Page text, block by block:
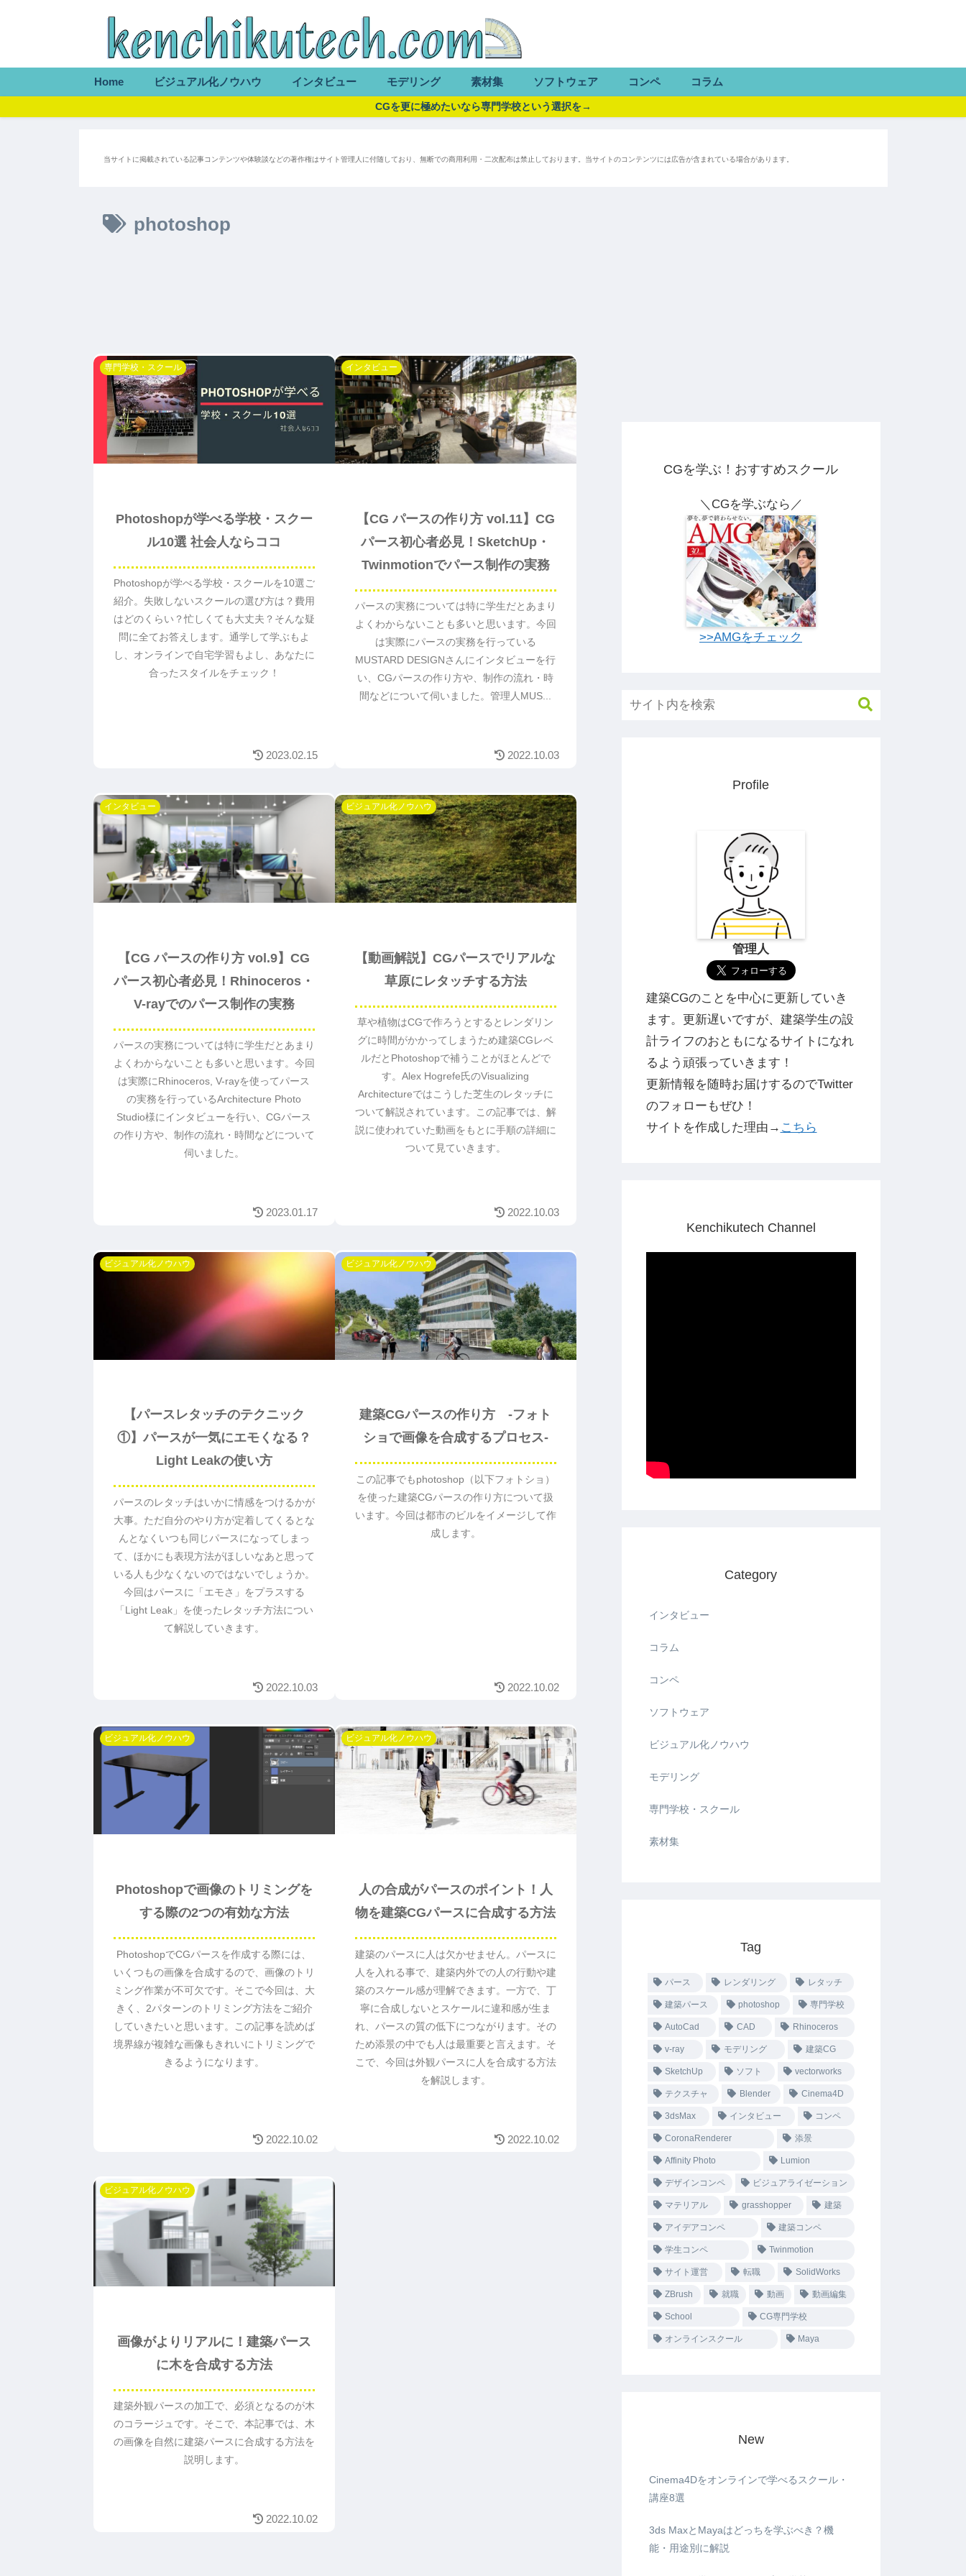
Home ビジュアル化ノウハウ インタビュー モデリング 素材集 ソフトウェア コンペ コラム
CGを更に極めたいなら専門学校という選択を→
当サイトに掲載されている記事コンテンツや体験談などの著作権はサイト管理人に付随しており、無断での商用利用・二次配布は禁止しております。当サイトのコンテンツには広告が含まれている場合があります。
photoshop
専門学校・スクール
Photoshopが学べる学校・スクー
ル10選 社会人ならココ
Photoshopが学べる学校・スクールを10選ご
紹介。失敗しないスクールの選び方は？費用
はどのくらい？忙しくても大丈夫？そんな疑
問に全てお答えします。通学して学ぶもよ
し、オンラインで自宅学習もよし、あなたに
合ったスタイルをチェック！
2023.02.15
インタビュー
【CG パースの作り方 vol.11】CG
パース初心者必見！SketchUp・
Twinmotionでパース制作の実務
パースの実務については特に学生だとあまり
よくわからないことも多いと思います。今回
は実際にパースの実務を行っている
MUSTARD DESIGNさんにインタビューを行
い、CGパースの作り方や、制作の流れ・時
間などについて伺いました。管理人MUS...
2022.10.03
インタビュー
【CG パースの作り方 vol.9】CG
パース初心者必見！Rhinoceros・
V-rayでのパース制作の実務
パースの実務については特に学生だとあまり
よくわからないことも多いと思います。今回
は実際にRhinoceros, V-rayを使ってパース
の実務を行っているArchitecture Photo
Studio様にインタビューを行い、CGパース
の作り方や、制作の流れ・時間などについて
伺いました。
2023.01.17
ビジュアル化ノウハウ
【動画解説】CGパースでリアルな
草原にレタッチする方法
草や植物はCGで作ろうとするとレンダリン
グに時間がかかってしまうため建築CGレベ
ルだとPhotoshopで補うことがほとんどで
す。Alex Hogrefe氏のVisualizing
Architectureではこうした芝生のレタッチに
ついて解説されています。この記事では、解
説に使われていた動画をもとに手順の詳細に
ついて見ていきます。
2022.10.03
ビジュアル化ノウハウ
【パースレタッチのテクニック
①】パースが一気にエモくなる？
Light Leakの使い方
パースのレタッチはいかに情感をつけるかが
大事。ただ自分のやり方が定着してくるとな
んとなくいつも同じパースになってしまっ
て、ほかにも表現方法がほしいなあと思って
いる人も少なくないのではないでしょうか。
今回はパースに「エモさ」をプラスする
「Light Leak」を使ったレタッチ方法につい
て解説していきます。
2022.10.03
ビジュアル化ノウハウ
建築CGパースの作り方 -フォト
ショで画像を合成するプロセス-
この記事でもphotoshop（以下フォトショ）
を使った建築CGパースの作り方について扱
います。今回は都市のビルをイメージして作
成します。
2022.10.02
ビジュアル化ノウハウ
Photoshopで画像のトリミングを
する際の2つの有効な方法
PhotoshopでCGパースを作成する際には、
いくつもの画像を合成するので、画像のトリ
ミング作業が不可欠です。そこで今回は、大
きく、2パターンのトリミング方法をご紹介
していきたいと思います。この記事を読めば
境界線が複雑な画像もきれいにトリミングで
きるようになります。
2022.10.02
ビジュアル化ノウハウ
人の合成がパースのポイント！人
物を建築CGパースに合成する方法
建築のパースに人は欠かせません。パースに
人を入れる事で、建築内外での人の行動や建
築のスケール感が理解できます。一方で、丁
寧に合成しないとスケールに違和感が生ま
れ、パースの質の低下につながります。その
ため添景の中でも人は最重要と言えます。そ
こで、今回は外観パースに人を合成する方法
を解説します。
2022.10.02
ビジュアル化ノウハウ
画像がよりリアルに！建築パース
に木を合成する方法
建築外観パースの加工で、必須となるのが木
のコラージュです。そこで、本記事では、木
の画像を自然に建築パースに合成する方法を
説明します。
2022.10.02
CGを学ぶ！おすすめスクール
＼CGを学ぶなら／
>>AMGをチェック
Profile
管理人
建築CGのことを中心に更新していき
ます。更新遅いですが、建築学生の設
計ライフのおともになるサイトになれ
るよう頑張っていきます！
更新情報を随時お届けするのでTwitter
のフォローもぜひ！
サイトを作成した理由→ こちら
Kenchikutech Channel
Category
インタビュー
コラム
コンペ
ソフトウェア
ビジュアル化ノウハウ
モデリング
専門学校・スクール
素材集
Tag
パース レンダリング レタッチ
建築パース photoshop 専門学校
AutoCad CAD Rhinoceros
v-ray モデリング 建築CG
SketchUp ソフト vectorworks
テクスチャ Blender Cinema4D
3dsMax インタビュー コンペ
CoronaRenderer 添景
Affinity Photo Lumion
デザインコンペ ビジュアライゼーション
マテリアル grasshopper 建築
アイデアコンペ 建築コンペ
学生コンペ Twinmotion
サイト運営 転職 SolidWorks
ZBrush 就職 動画 動画編集
School CG専門学校
オンラインスクール Maya
New
Cinema4Dをオンラインで学べるスクール・
講座8選
3ds MaxとMayaはどっちを学ぶべき？機
能・用途別に解説